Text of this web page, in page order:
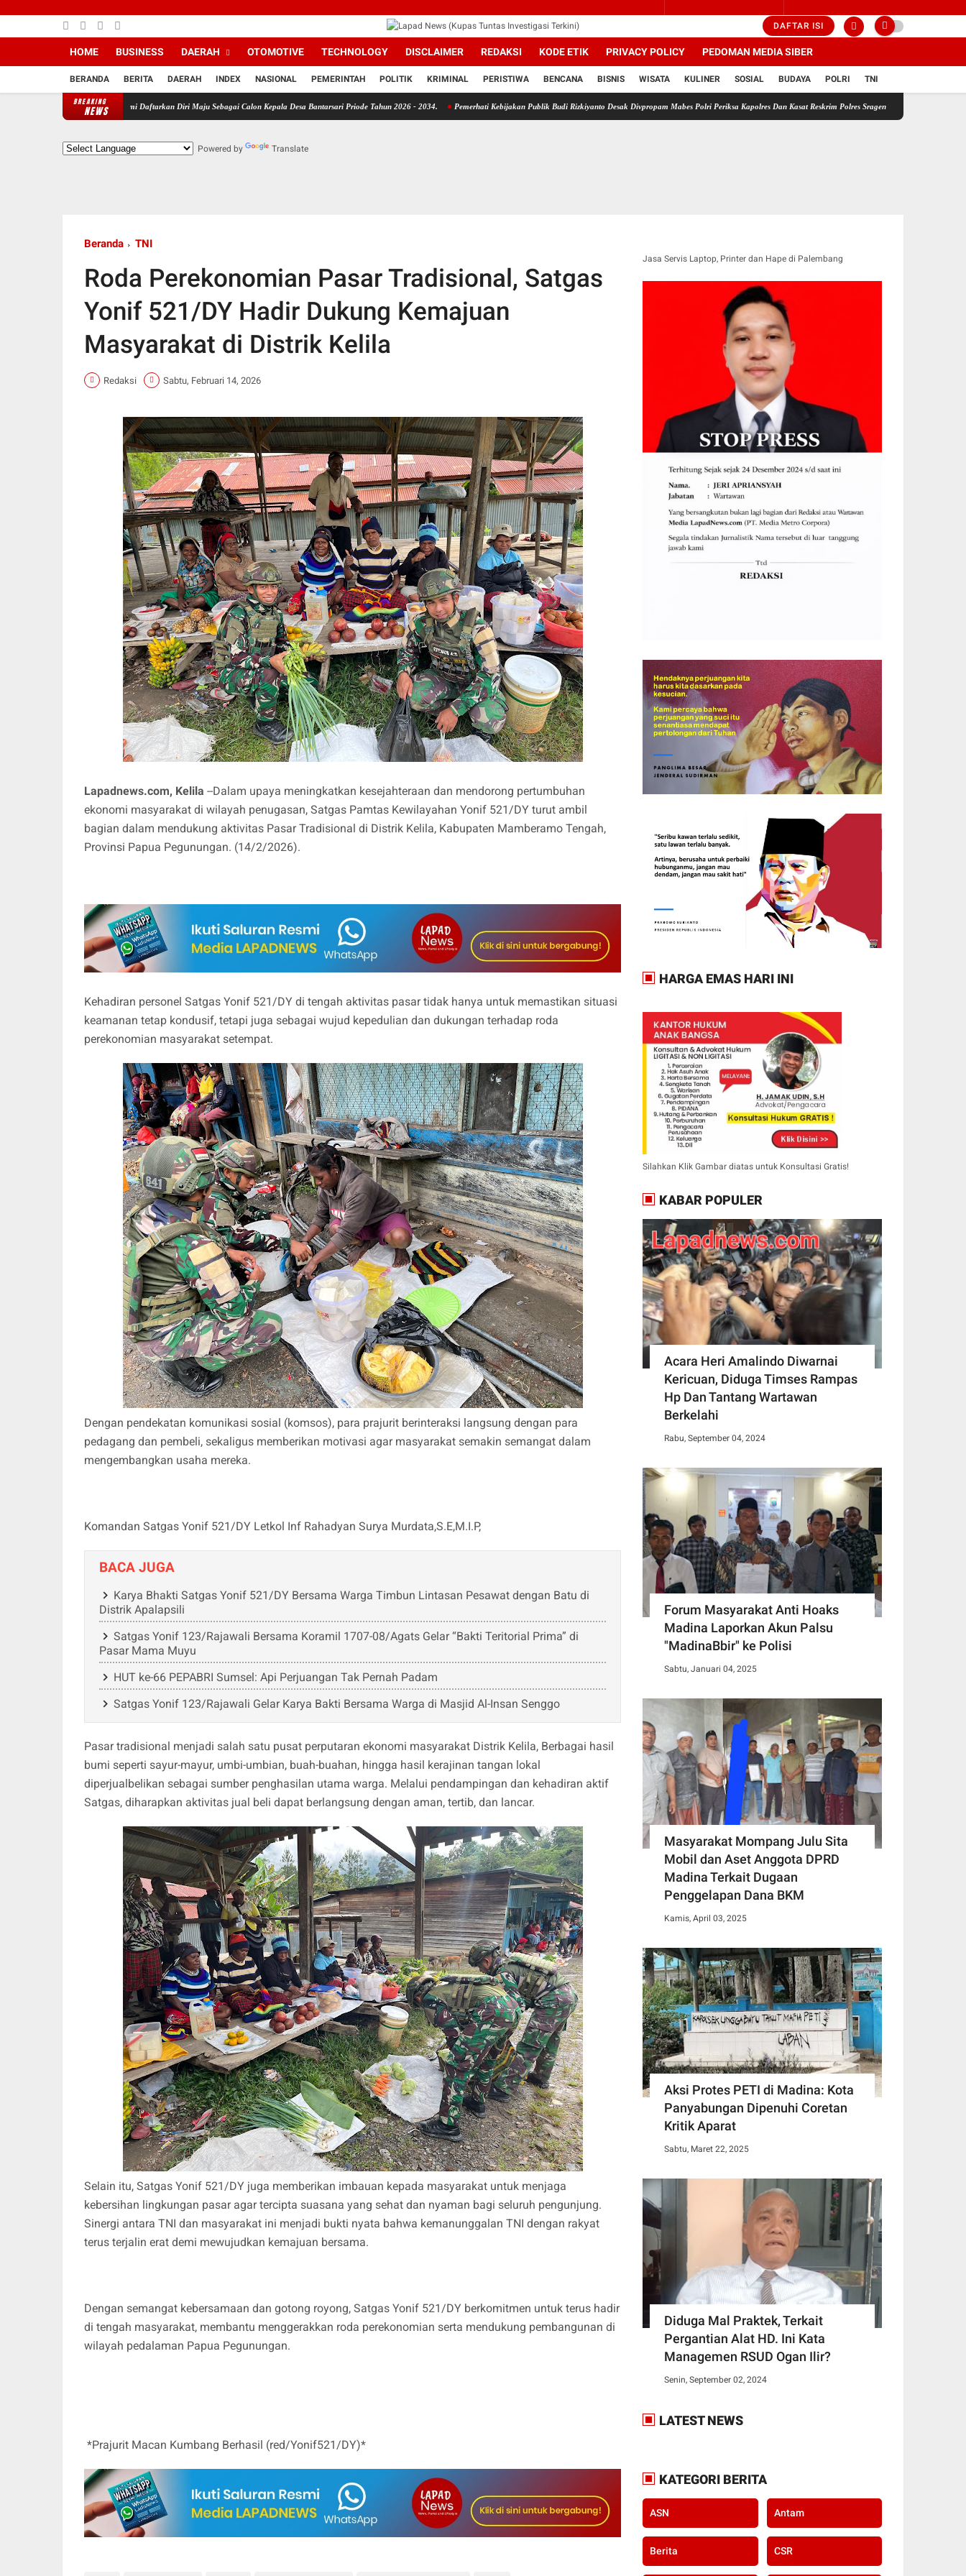
DAFTAR ISI
HOME BUSINESS DAERAH OTOMOTIVE TECHNOLOGY DISCLAIMER REDAKSI KODE ETIK PRIVACY POLICY PEDOMAN MEDIA SIBER
BERANDA BERITA DAERAH INDEX NASIONAL PEMERINTAH POLITIK KRIMINAL PERISTIWA BENCANA BISNIS WISATA KULINER SOSIAL BUDAYA POLRI TNI
BREAKING
NEWS
Pendukung MJS Resmi Daftarkan Diri Maju Sebagai Calon Kepala Desa Bantarsari Priode Tahun 2026 - 2034. Pemerhati Kebijakan Publik Budi Rizkiyanto Desak Divpropam Mabes Polri Periksa Kapolres Dan Kasat Reskrim Polres Sragen Transparansi Adalah Kunci
Powered by Translate
Beranda TNI
Roda Perekonomian Pasar Tradisional, Satgas
Yonif 521/DY Hadir Dukung Kemajuan
Masyarakat di Distrik Kelila
Redaksi Sabtu, Februari 14, 2026
Lapadnews.com, Kelila --Dalam upaya meningkatkan kesejahteraan dan mendorong pertumbuhan
ekonomi masyarakat di wilayah penugasan, Satgas Pamtas Kewilayahan Yonif 521/DY turut ambil
bagian dalam mendukung aktivitas Pasar Tradisional di Distrik Kelila, Kabupaten Mamberamo Tengah,
Provinsi Papua Pegunungan. (14/2/2026).
Kehadiran personel Satgas Yonif 521/DY di tengah aktivitas pasar tidak hanya untuk memastikan situasi
keamanan tetap kondusif, tetapi juga sebagai wujud kepedulian dan dukungan terhadap roda
perekonomian masyarakat setempat.
Dengan pendekatan komunikasi sosial (komsos), para prajurit berinteraksi langsung dengan para
pedagang dan pembeli, sekaligus memberikan motivasi agar masyarakat semakin semangat dalam
mengembangkan usaha mereka.
Komandan Satgas Yonif 521/DY Letkol Inf Rahadyan Surya Murdata,S.E,M.I.P,
BACA JUGA
Karya Bhakti Satgas Yonif 521/DY Bersama Warga Timbun Lintasan Pesawat dengan Batu di
Distrik Apalapsili
Satgas Yonif 123/Rajawali Bersama Koramil 1707-08/Agats Gelar “Bakti Teritorial Prima” di
Pasar Mama Muyu
HUT ke-66 PEPABRI Sumsel: Api Perjuangan Tak Pernah Padam
Satgas Yonif 123/Rajawali Gelar Karya Bakti Bersama Warga di Masjid Al-Insan Senggo
Pasar tradisional menjadi salah satu pusat perputaran ekonomi masyarakat Distrik Kelila, Berbagai hasil
bumi seperti sayur-mayur, umbi-umbian, buah-buahan, hingga hasil kerajinan tangan lokal
diperjualbelikan sebagai sumber penghasilan utama warga. Melalui pendampingan dan kehadiran aktif
Satgas, diharapkan aktivitas jual beli dapat berlangsung dengan aman, tertib, dan lancar.
Selain itu, Satgas Yonif 521/DY juga memberikan imbauan kepada masyarakat untuk menjaga
kebersihan lingkungan pasar agar tercipta suasana yang sehat dan nyaman bagi seluruh pengunjung.
Sinergi antara TNI dan masyarakat ini menjadi bukti nyata bahwa kemanunggalan TNI dengan rakyat
terus terjalin erat demi mewujudkan kemajuan bersama.
Dengan semangat kebersamaan dan gotong royong, Satgas Yonif 521/DY berkomitmen untuk terus hadir
di tengah masyarakat, membantu menggerakkan roda perekonomian serta mendukung pembangunan di
wilayah pedalaman Papua Pegunungan.
*Prajurit Macan Kumbang Berhasil (red/Yonif521/DY)*
Jasa Servis Laptop, Printer dan Hape di Palembang
HARGA EMAS HARI INI
Silahkan Klik Gambar diatas untuk Konsultasi Gratis!
KABAR POPULER
Acara Heri Amalindo Diwarnai
Kericuan, Diduga Timses Rampas
Hp Dan Tantang Wartawan
Berkelahi
Rabu, September 04, 2024
Forum Masyarakat Anti Hoaks
Madina Laporkan Akun Palsu
"MadinaBbir" ke Polisi
Sabtu, Januari 04, 2025
Masyarakat Mompang Julu Sita
Mobil dan Aset Anggota DPRD
Madina Terkait Dugaan
Penggelapan Dana BKM
Kamis, April 03, 2025
Aksi Protes PETI di Madina: Kota
Panyabungan Dipenuhi Coretan
Kritik Aparat
Sabtu, Maret 22, 2025
Diduga Mal Praktek, Terkait
Pergantian Alat HD. Ini Kata
Managemen RSUD Ogan Ilir?
Senin, September 02, 2024
LATEST NEWS
KATEGORI BERITA
ASN Antam
Berita CSR